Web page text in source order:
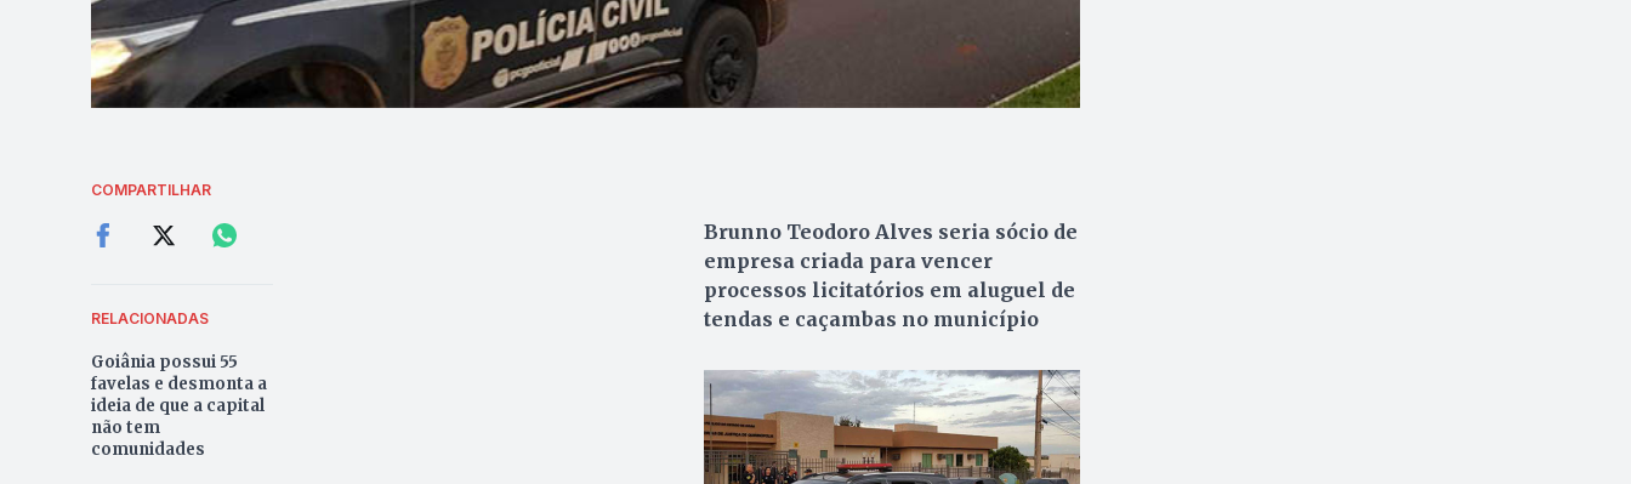
COMPARTILHAR
RELACIONADAS
Goiânia possui 55
favelas e desmonta a
ideia de que a capital
não tem
comunidades
Brunno Teodoro Alves seria sócio de
empresa criada para vencer
processos licitatórios em aluguel de
tendas e caçambas no município